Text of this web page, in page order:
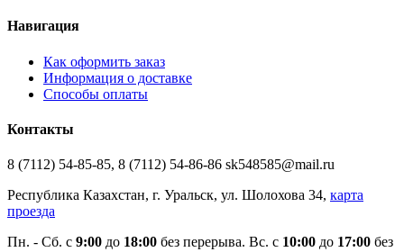
Навигация
Как оформить заказ
Информация о доставке
Способы оплаты
Контакты
8 (7112) 54-85-85, 8 (7112) 54-86-86 sk548585@mail.ru
Республика Казахстан, г. Уральск, ул. Шолохова 34, карта
проезда
Пн. - Cб. с 9:00 до 18:00 без перерыва. Вс. с 10:00 до 17:00 без